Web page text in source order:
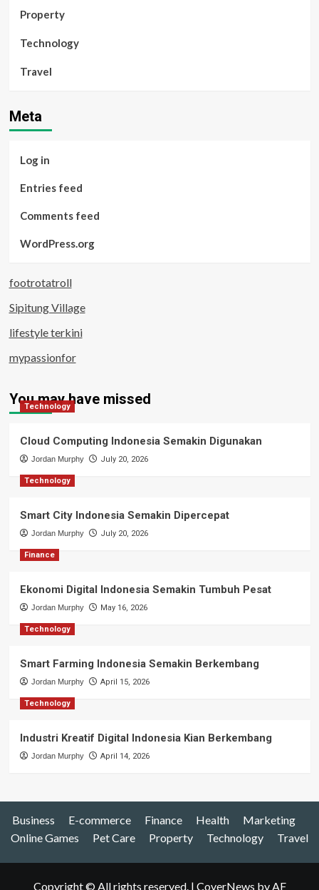
Property
Technology
Travel
Meta
Log in
Entries feed
Comments feed
WordPress.org
footrotatroll
Sipitung Village
lifestyle terkini
mypassionfor
You may have missed
Technology
Cloud Computing Indonesia Semakin Digunakan
Jordan Murphy July 20, 2026
Technology
Smart City Indonesia Semakin Dipercepat
Jordan Murphy July 20, 2026
Finance
Ekonomi Digital Indonesia Semakin Tumbuh Pesat
Jordan Murphy May 16, 2026
Technology
Smart Farming Indonesia Semakin Berkembang
Jordan Murphy April 15, 2026
Technology
Industri Kreatif Digital Indonesia Kian Berkembang
Jordan Murphy April 14, 2026
Business E-commerce Finance Health
Marketing
Online Games
Pet Care Property Technology Travel
Copyright © All rights reserved. | CoverNews by AF